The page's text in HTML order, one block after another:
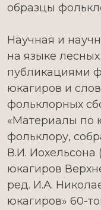
образцы
Научная и
на языке
публикациями
юкагиров и
фольклорных
«Материалы по
фольклору,
В.И. Иохельсона
юкагиров
ред. И.А.
юкагиров» 60-